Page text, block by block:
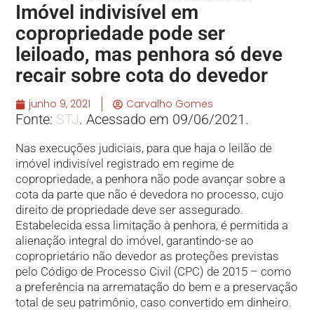
Imóvel indivisível em
copropriedade pode ser
leiloado, mas penhora só deve
recair sobre cota do devedor
junho 9, 2021 Carvalho Gomes
Fonte: STJ. Acessado em 09/06/2021.
Nas execuções judiciais, para que haja o leilão de
imóvel indivisível registrado em regime de
copropriedade, a penhora não pode avançar sobre a
cota da parte que não é devedora no processo, cujo
direito de propriedade deve ser assegurado.
Estabelecida essa limitação à penhora, é permitida a
alienação integral do imóvel, garantindo-se ao
coproprietário não devedor as proteções previstas
pelo Código de Processo Civil (CPC) de 2015 – como
a preferência na arrematação do bem e a preservação
total de seu patrimônio, caso convertido em dinheiro.